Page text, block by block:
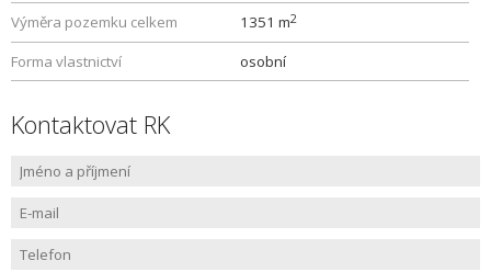
Výměra pozemku celkem
1351 m2
Forma vlastnictví osobní
Kontaktovat RK